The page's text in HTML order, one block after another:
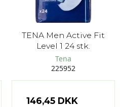
TENA Men Active Fit
Level 1 24 stk.
Tena
225952
146,45 DKK